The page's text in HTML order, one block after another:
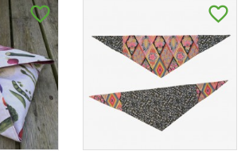
favorite_border favorite_border